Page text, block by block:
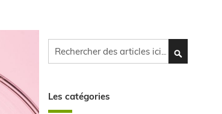
Les catégories